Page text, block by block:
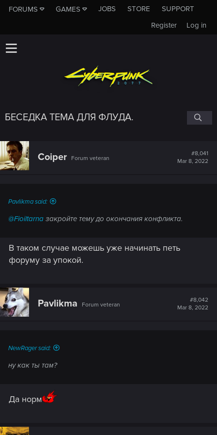
FORUMS GAMES JOBS STORE
SUPPORT
Log in
Register
БЕСЕДКА ТЕМА ДЛЯ ФЛУДА.
Coiper Forum veteran
#8,041
Mar 8, 2022
Pavlikma said:
@Fioiltarna закройте тему до окончания конфликта.
В таком случае можешь уже начинать петь
форуму за упокой.
Pavlikma Forum veteran
#8,042
Mar 8, 2022
NewRager said:
ну как ты там?
Да норм